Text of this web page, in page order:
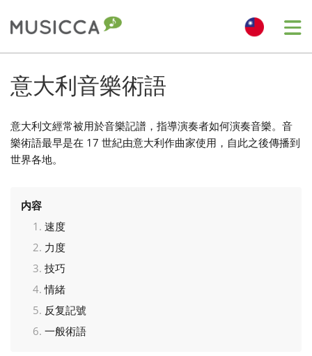
Dansk
English
Español
Français
意大利音樂術語
意大利文經常被用於音樂記譜，指導演奏者如何演奏音樂。音
樂術語最早是在 17 世紀由意大利作曲家使用，自此之後傳播到
世界各地。
内容
速度
力度
技巧
情緒
反复記號
一般術語